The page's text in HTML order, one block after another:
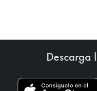
Descarga